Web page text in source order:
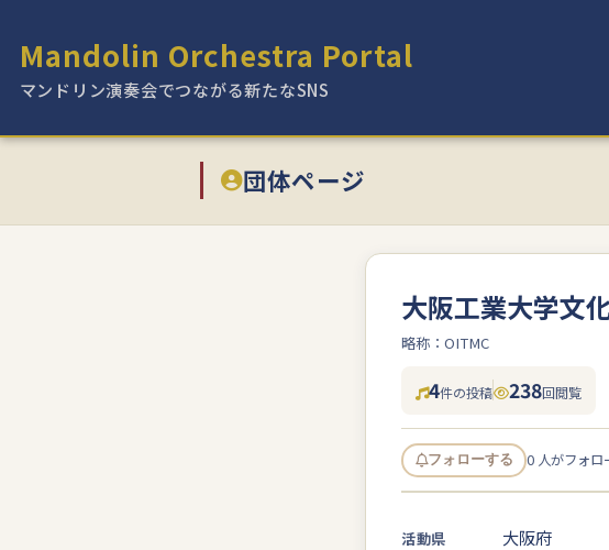
Mandolin Orchestra Portal
マンドリン演奏会でつながる新たなSNS
団体ページ
大阪工業大学文
略称：OITMC
4件の投稿 238回閲覧
フォローする 0 人がフォロ
活動県 大阪府